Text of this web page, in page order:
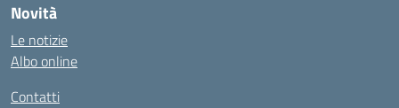
Novità
Le notizie
Albo online
Contatti